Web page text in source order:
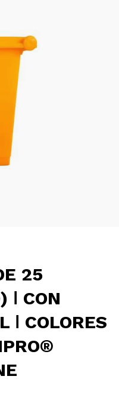
25
ǀ CON
ǀ COLORES